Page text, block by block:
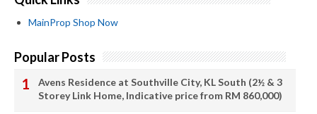
MainProp Shop Now
Popular Posts
Avens Residence at Southville City, KL South (2½ & 3
Storey Link Home, Indicative price from RM 860,000)